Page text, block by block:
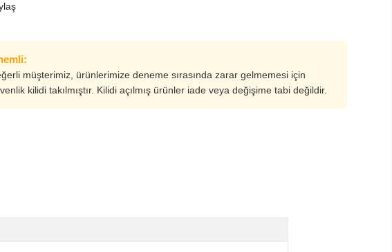
müşterimiz, ürünlerimize deneme sırasında zarar gelmemesi için
kilidi takılmıştır. Kilidi açılmış ürünler iade veya değişime tabi değildir.